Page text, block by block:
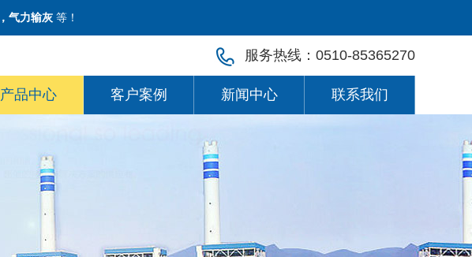
气力输灰 等！
服务热线：0510-85365270
产品中心 客户案例 新闻中心 联系我们